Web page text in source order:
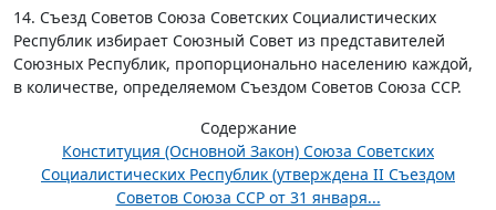
14. Съезд Советов Союза Советских Социалистических
Республик избирает Союзный Совет из представителей
Союзных Республик, пропорционально населению каждой,
в количестве, определяемом Съездом Советов Союза ССР.
Содержание
Конституция (Основной Закон) Союза Советских
Социалистических Республик (утверждена II Съездом
Советов Союза ССР от 31 января...